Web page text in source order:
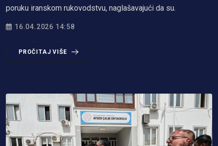
poruku iranskom rukovodstvu, naglašavajući da su.
16.04.2026 14:58
PROČITAJ VIŠE